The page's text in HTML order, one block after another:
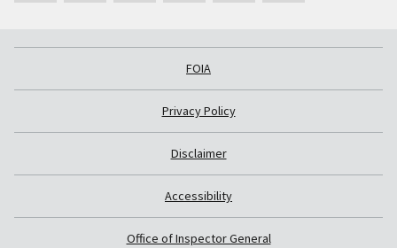
FOIA
Privacy Policy
Disclaimer
Accessibility
Office of Inspector General